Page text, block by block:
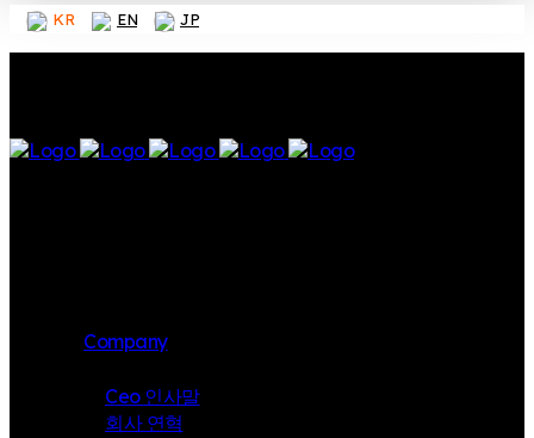
KR EN JP
Company
Ceo 인사말
회사 연혁